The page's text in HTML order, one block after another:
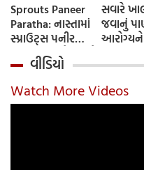
Sprouts Paneer
Paratha: નાસ્તામાં
સ્પ્રાઉટ્સ પનીર
પરાઠા બનાવો, તમને
પ્રોટીનનો ડબલ ડોઝ
મળશે
સવારે
જવાનું
જાણીએ
અને
યોગ્ય રીત
વીડિયો
Watch More Videos